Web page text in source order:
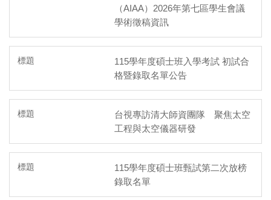
（AIAA）2026年第七區學生會議
學術徵稿資訊
115學年度碩士班入學考試 初試合
格暨錄取名單公告
台視專訪清大師資團隊 聚焦太空
工程與太空儀器研發
115學年度碩士班甄試第二次放榜
錄取名單